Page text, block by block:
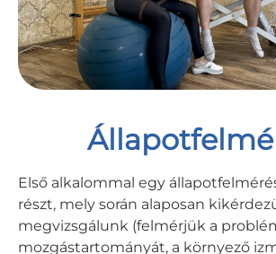
Első alkalommal egy
részt, mely során alaposan
megvizsgálunk (felmérjük a
mozgástartományát, a környező